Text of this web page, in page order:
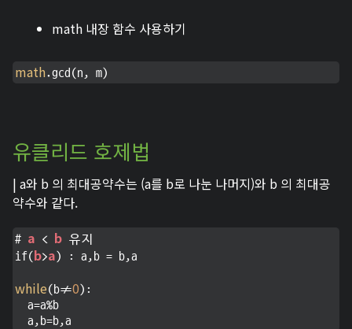
math 내장 함수 사용하기
math.gcd(n, m)
유클리드 호제법
| a와 b 의 최대공약수는 (a를 b로 나눈 나머지)와 b 의 최대공
약수와 같다.
# a < b 유지
if(b>a) : a,b = b,a
while(b!=0):
  a=a%b
  a,b=b,a